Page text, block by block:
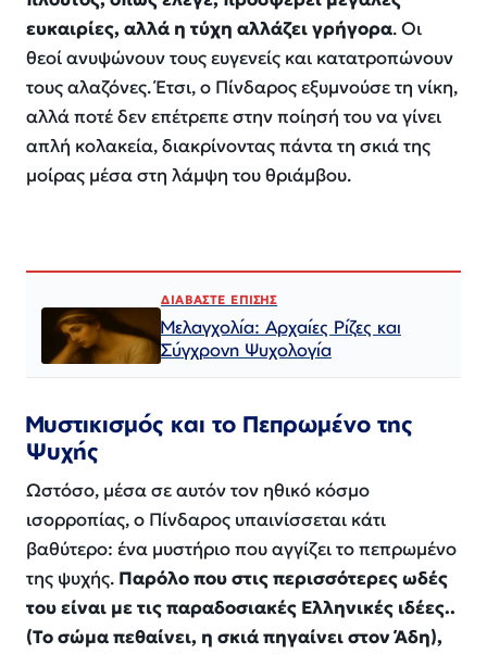
ευκαιρίες, αλλά η τύχη αλλάζει γρήγορα. Οι
θεοί ανυψώνουν τους ευγενείς και κατατροπώνουν
τους αλαζόνες. Έτσι, ο Πίνδαρος εξυμνούσε τη νίκη,
αλλά ποτέ δεν επέτρεπε στην ποίησή του να γίνει
απλή κολακεία, διακρίνοντας πάντα τη σκιά της
μοίρας μέσα στη λάμψη του θριάμβου.
ΔΙΑΒΑΣΤΕ ΕΠΙΣΗΣ
Μελαγχολία: Αρχαίες Ρίζες και
Σύγχρονη Ψυχολογία
Μυστικισμός και το Πεπρωμένο της
Ψυχής
Ωστόσο, μέσα σε αυτόν τον ηθικό κόσμο
ισορροπίας, ο Πίνδαρος υπαινίσσεται κάτι
βαθύτερο: ένα μυστήριο που αγγίζει το πεπρωμένο
της ψυχής. Παρόλο που στις περισσότερες ωδές
του είναι με τις παραδοσιακές Ελληνικές ιδέες..
(Το σώμα πεθαίνει, η σκιά πηγαίνει στον Άδη),